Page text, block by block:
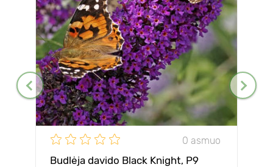
0 asmuo
Budlėja davido Black Knight, P9